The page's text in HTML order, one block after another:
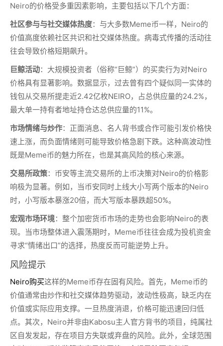
Neiro的价格受多重因素影响，主要包括以下几个方面：
社区参与与社交媒体热度：与大多数Meme币一样，Neiro的
价值高度依赖社区共识和社交媒体热度。病毒式传播的活动往
往会导致价格短期飙升。
巨鲸活动：大规模投资者（俗称“巨鲸”）的买卖行为对Neiro
价格具有显著影响。数据显示，过去曾有四个疑似同一实体的
钱包从交易所提走近2.42亿枚NEIRO，占总供应量的24.2%，
最大单一持有者地址持仓达总供应量的11%。
市场情绪与炒作：正面消息、名人背书或合作可能引发价格快
速上涨，而负面情绪则可能导致价格急剧下跌。这种高波动性
既是Meme币的魅力所在，也是其高风险的核心来源。
交易所政策：币安等主流交易所的上币决策对Neiro的价格影
响极为显著。例如，当币安同时上线大小写两个版本的Neiro
时，小写版本暴涨20倍，而大写版本暴跌超50%。
宏观市场环境：整个加密货币市场的走势也会影响Neiro的表
现。当市场整体进入震荡期时，Meme币往往会成为投机资金
寻求“情绪出口”的选择，热度反而可能逆势上升。
风险提示
Neiro购买这样的Meme币存在固有风险。首先，Meme币的
价值通常由炒作和社交媒体趋势驱动，波动性极高，缺乏内在
价值或实际应用支撑。一旦热度消退，价格可能迅速回归低
点。其次，Neiro并非由Kabosu主人官方背书的项目，纯属社
区自发发起，存在项目方失联或弃盘的风险。此外，全球范围